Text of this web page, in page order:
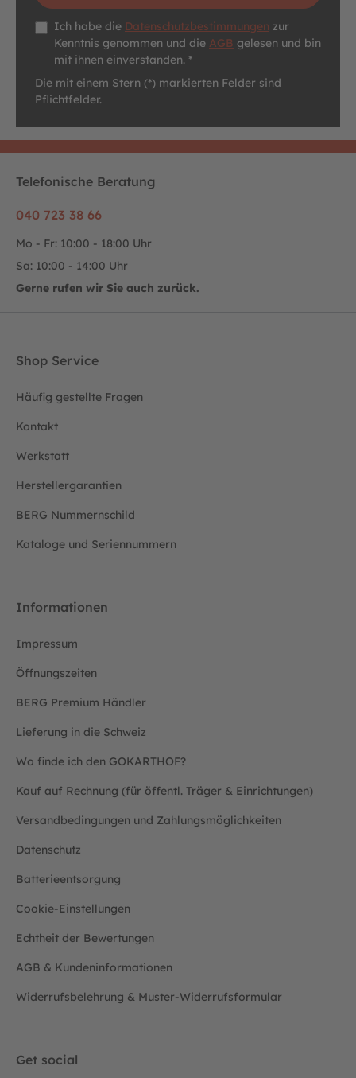
Datenschutz *
Ich habe die Datenschutzbestimmungen zur
Kenntnis genommen und die AGB gelesen und bin
mit ihnen einverstanden. *
Die mit einem Stern (*) markierten Felder sind
Pflichtfelder.
Telefonische Beratung
040 723 38 66
Mo - Fr: 10:00 - 18:00 Uhr
Sa: 10:00 - 14:00 Uhr
Gerne rufen wir Sie auch zurück.
Shop Service
Häufig gestellte Fragen
Kontakt
Werkstatt
Herstellergarantien
BERG Nummernschild
Kataloge und Seriennummern
Informationen
Impressum
Öffnungszeiten
BERG Premium Händler
Lieferung in die Schweiz
Wo finde ich den GOKARTHOF?
Kauf auf Rechnung (für öffentl. Träger & Einrichtungen)
Versandbedingungen und Zahlungsmöglichkeiten
Datenschutz
Batterieentsorgung
Cookie-Einstellungen
Echtheit der Bewertungen
AGB & Kundeninformationen
Widerrufsbelehrung & Muster-Widerrufsformular
Get social